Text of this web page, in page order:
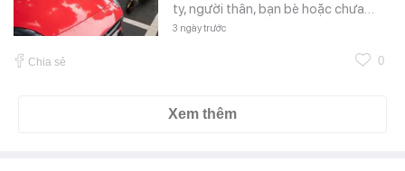
ty, người thân, bạn bè hoặc chưa…
3 ngày trước
Chia sẻ 0
Xem thêm